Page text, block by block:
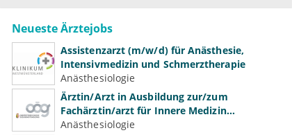
Neueste Ärztejobs
Assistenzarzt (m/w/d) für Anästhesie,
Intensivmedizin und Schmerztherapie
Anästhesiologie
Ärztin/Arzt in Ausbildung zur/zum
Fachärztin/arzt für Innere Medizin
(Kardiologie, Nephrologie, Intensivmedizin)
Anästhesiologie